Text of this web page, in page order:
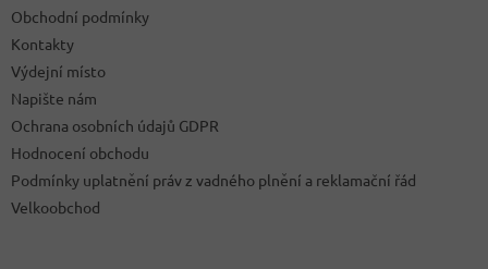
Obchodní podmínky
Kontakty
Výdejní místo
Napište nám
Ochrana osobních údajů GDPR
Hodnocení obchodu
Podmínky uplatnění práv z vadného plnění a reklamační řád
Velkoobchod